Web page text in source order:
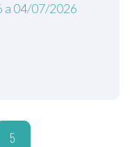
a 04/07/2026
5